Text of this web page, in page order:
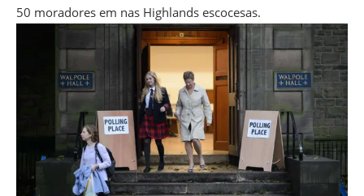
50 moradores em nas Highlands escocesas.